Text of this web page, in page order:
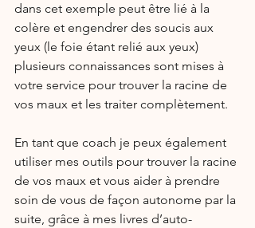
dans cet exemple peut être lié à la
colère et engendrer des soucis aux
yeux (le foie étant relié aux yeux)
plusieurs connaissances sont mises à
votre service pour trouver la racine de
vos maux et les traiter complètement.
En tant que coach je peux également
utiliser mes outils pour trouver la racine
de vos maux et vous aider à prendre
soin de vous de façon autonome par la
suite, grâce à mes livres d’auto-